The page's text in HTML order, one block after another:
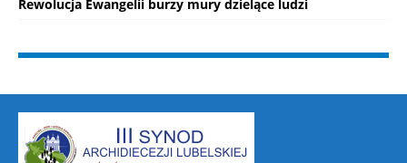
Rewolucja Ewangelii burzy mury dzielące ludzi